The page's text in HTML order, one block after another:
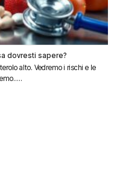
dovresti sapere?
alto. Vedremo i rischi e le